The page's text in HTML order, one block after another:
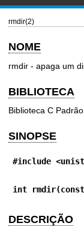
rmdir(2)
NOME
rmdir - apaga um
BIBLIOTECA
Biblioteca C
SINOPSE
#include
int
DESCRIÇÃO